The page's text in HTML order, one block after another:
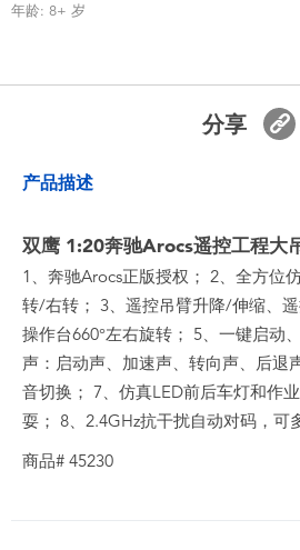
玩具促销
玩具清货
年龄: 8+ 岁
分享
产品描述
双鹰 1:20奔驰Arocs遥控工程大
1、奔驰Arocs正版授权； 2、全方位
转/右转； 3、遥控吊臂升降/伸缩、
操作台660°左右旋转； 5、一键启动
声：启动声、加速声、转向声、后退
音切换； 7、仿真LED前后车灯和作
耍； 8、2.4GHz抗干扰自动对码，可
商品# 45230